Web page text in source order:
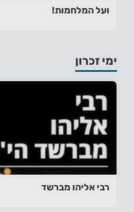
ועל המלחמות!
ימי זכרון
רבי אליהו מברשד